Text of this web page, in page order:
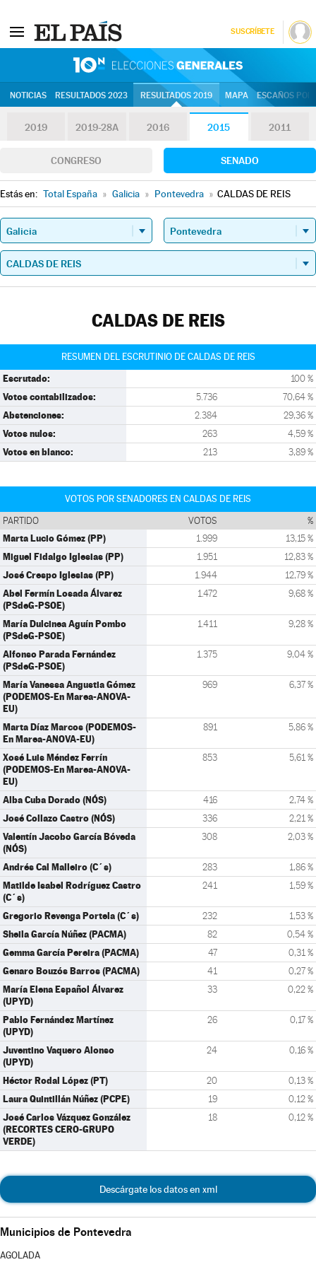
SUSCRÍBETE
NOTICIAS RESULTADOS 2023 RESULTADOS 2019 MAPA ESCAÑOS
2019 2019-28A 2016 2015 2011
CONGRESO SENADO
Estás en: Total España » Galicia » Pontevedra » CALDAS DE REIS
CALDAS DE REIS
RESUMEN DEL ESCRUTINIO DE CALDAS DE REIS
Escrutado: 100 %
Votos contabilizados: 5.736 70,64 %
Abstenciones: 2.384 29,36 %
Votos nulos: 263 4,59 %
Votos en blanco: 213 3,89 %
VOTOS POR SENADORES EN CALDAS DE REIS
PARTIDO VOTOS %
Marta Lucio Gómez (PP) 1.999 13,15 %
Miguel Fidalgo Iglesias (PP) 1.951 12,83 %
José Crespo Iglesias (PP) 1.944 12,79 %
Abel Fermín Losada Álvarez
(PSdeG-PSOE)
1.472 9,68 %
María Dulcinea Aguín Pombo
(PSdeG-PSOE)
1.411 9,28 %
Alfonso Parada Fernández
(PSdeG-PSOE)
1.375 9,04 %
María Vanessa Angustia Gómez
(PODEMOS-En Marea-ANOVA-
EU)
969 6,37 %
Marta Díaz Marcos (PODEMOS-
En Marea-ANOVA-EU)
891 5,86 %
Xosé Luis Méndez Ferrín
(PODEMOS-En Marea-ANOVA-
EU)
853 5,61 %
Alba Cuba Dorado (NÓS) 416 2,74 %
José Collazo Castro (NÓS) 336 2,21 %
Valentín Jacobo García Bóveda
(NÓS)
308 2,03 %
Andrés Cal Malleiro (C´s) 283 1,86 %
Matilde Isabel Rodríguez Castro
(C´s)
241 1,59 %
Gregorio Revenga Portela (C´s) 232 1,53 %
Sheila García Núñez (PACMA) 82 0,54 %
Gemma García Pereira (PACMA) 47 0,31 %
Genaro Bouzós Barros (PACMA) 41 0,27 %
María Elena Español Álvarez
(UPYD)
33 0,22 %
Pablo Fernández Martínez
(UPYD)
26 0,17 %
Juventino Vaquero Alonso
(UPYD)
24 0,16 %
Héctor Rodal López (PT) 20 0,13 %
Laura Quintillán Núñez (PCPE) 19 0,12 %
José Carlos Vázquez González
(RECORTES CERO-GRUPO
VERDE)
18 0,12 %
Descárgate los datos en xml
Municipios de Pontevedra
AGOLADA